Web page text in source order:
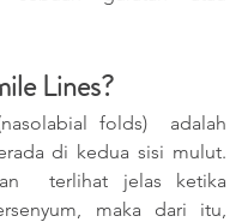
Lines?
folds)  adalah
di kedua sisi mulut.
terlihat jelas ketika
maka dari itu,